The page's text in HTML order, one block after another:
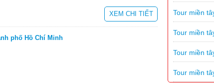
XEM CHI TIẾT
phố Hồ Chí Minh
Tour miền
Tour miền
Tour miền
Tour miền